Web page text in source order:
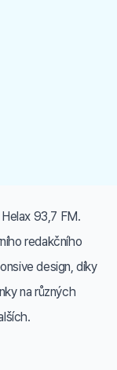
93,7 FM.
redakčního
design, díky
na různých